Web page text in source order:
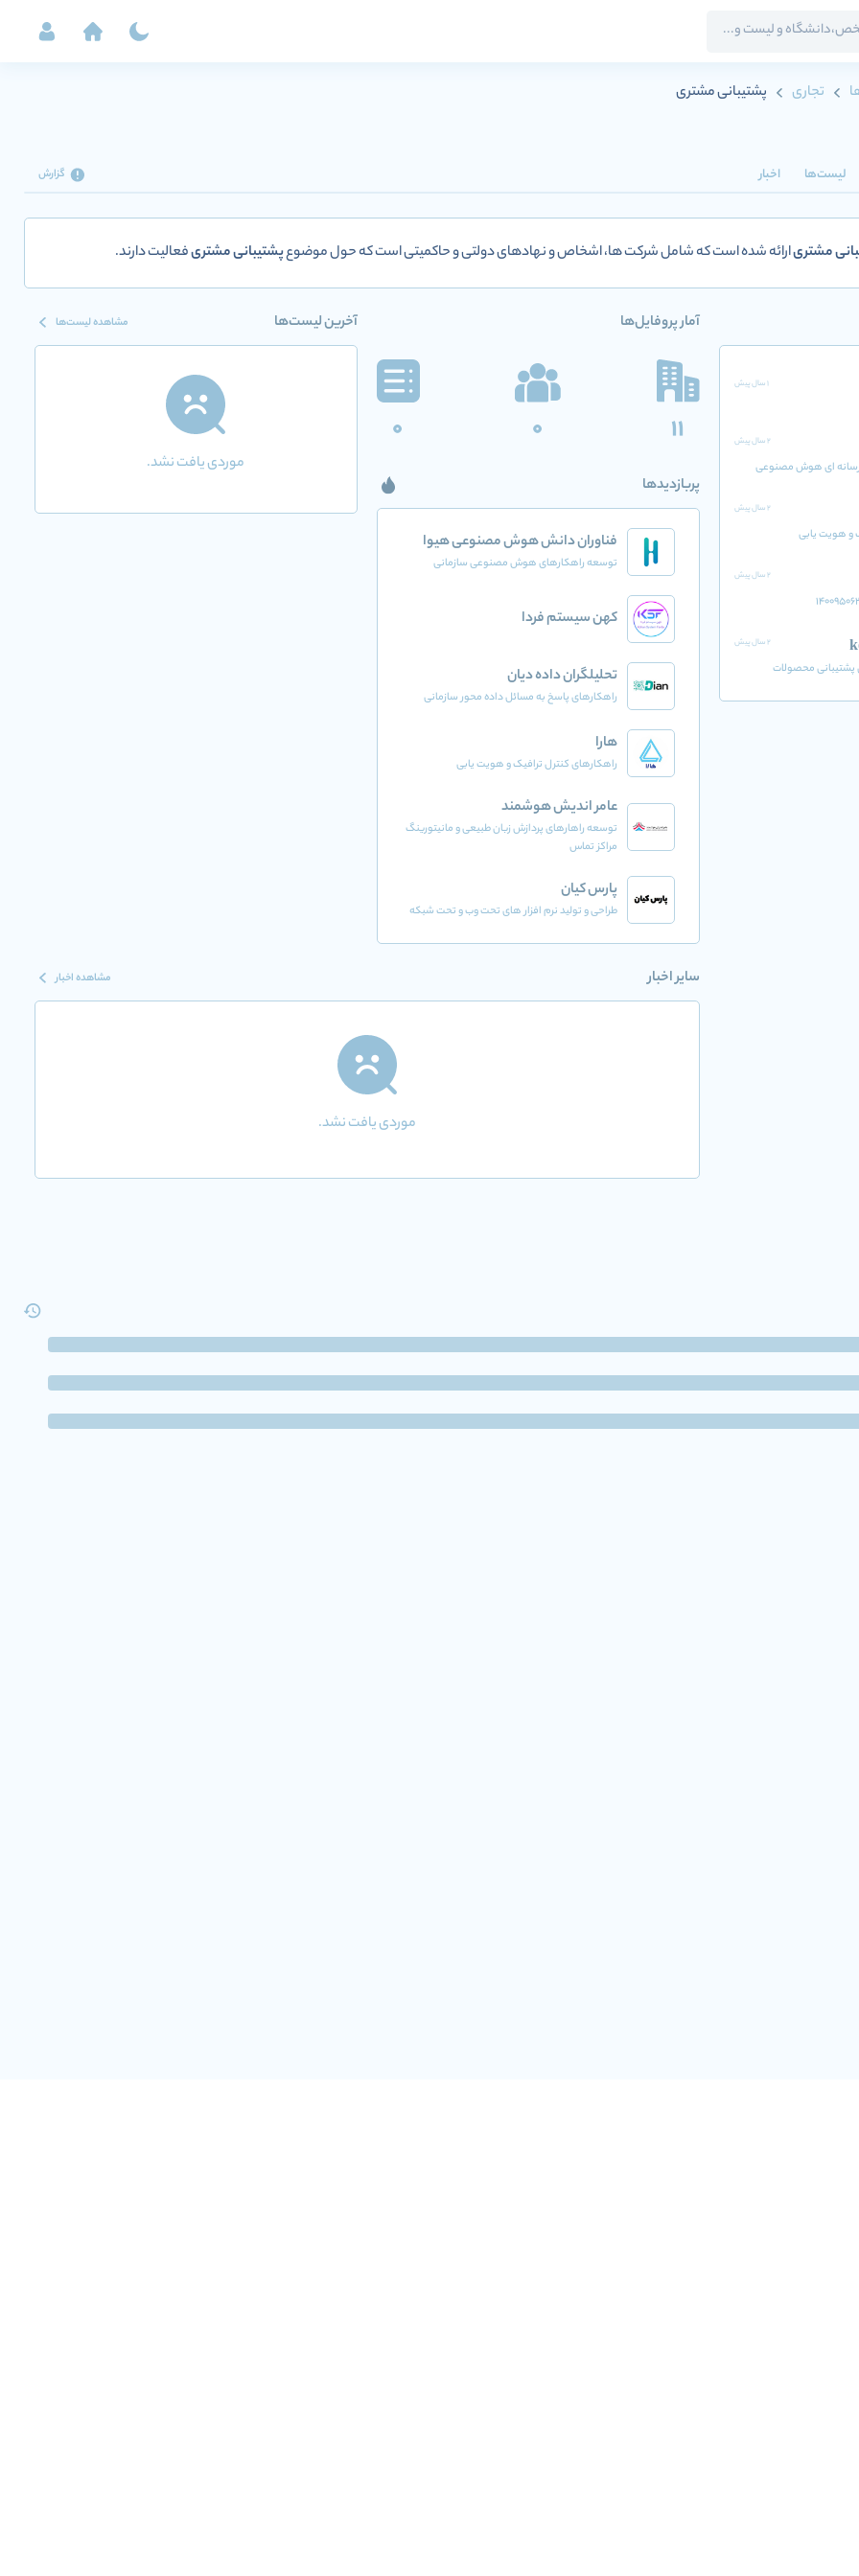
تجاری پشتیبانی مشتری
لیست‌ها اخبار گزارش
مشتریارائه شده است که شامل شرکت ها، اشخاص و نهادهای دولتی و حاکمیتی است که حول موضوعپشتیبانی مشتریفعالیت دارند.
1 سال پیش
2 سال پیش
رسانه ای هوش مصنوعی
2 سال پیش
و هویت یابی
2 سال پیش
2 سال پیش
محصولات
آمار پروفایل‌ها
11
0
0
پربازدیدها
فناوران دانش هوش مصنوعی هیوا
توسعه راهکارهای هوش مصنوعی سازمانی
کهن سیستم فردا
تحلیلگران داده دیان
راهکارهای پاسخ به مسائل داده محور سازمانی
هارا
راهکارهای کنترل ترافیک و هویت یابی
عامر اندیش هوشمند
توسعه راهارهای پردازش زبان طبیعی و مانیتورینگ
مراکز تماس
پارس کیان
طراحی و تولید نرم افزار های تحت وب و تحت شبکه
آخرین لیست‌ها مشاهده لیست‌ها
موردی یافت نشد.
سایر اخبار مشاهده اخبار
موردی یافت نشد.